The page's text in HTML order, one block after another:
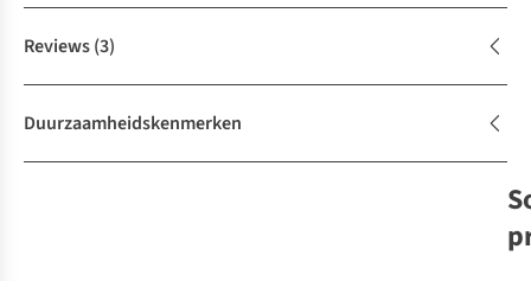
Reviews(3)
Duurzaamheidskenmerken